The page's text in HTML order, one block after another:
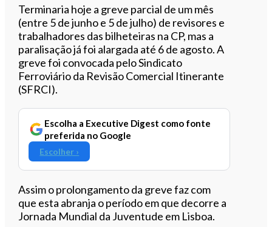
Ouvir este artigo
Terminaria hoje a greve parcial de um mês
(entre 5 de junho e 5 de julho) de revisores e
trabalhadores das bilheteiras na CP, mas a
paralisação já foi alargada até 6 de agosto. A
greve foi convocada pelo Sindicato
Ferroviário da Revisão Comercial Itinerante
(SFRCI).
Escolha a Executive Digest como fonte
preferida no Google
Escolher ›
Assim o prolongamento da greve faz com
que esta abranja o período em que decorre a
Jornada Mundial da Juventude em Lisboa.